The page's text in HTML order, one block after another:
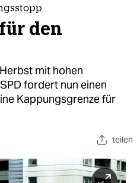
den
mit hohen
fordert nun einen
Kappungsgrenze für
teilen